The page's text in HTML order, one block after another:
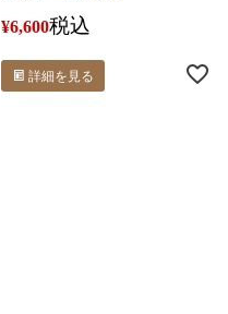
¥6,600税込
詳細を見る